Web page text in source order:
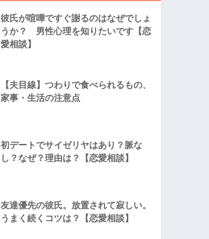
彼氏が喧嘩ですぐ謝るのはなぜでしょ
うか？ 男性心理を知りたいです【恋
愛相談】
【夫目線】つわりで食べられるもの、
家事・生活の注意点
初デートでサイゼリヤはあり？脈な
し？なぜ？理由は？【恋愛相談】
友達優先の彼氏。放置されて寂しい。
うまく続くコツは？【恋愛相談】